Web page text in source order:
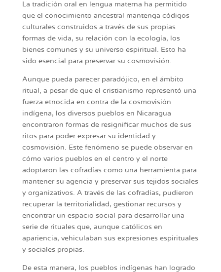
La tradición oral en lengua materna ha permitido
que el conocimiento ancestral mantenga códigos
culturales construidos a través de sus propias
formas de vida, su relación con la ecología, los
bienes comunes y su universo espiritual. Esto ha
sido esencial para preservar su cosmovisión.
Aunque pueda parecer paradójico, en el ámbito
ritual, a pesar de que el cristianismo representó una
fuerza etnocida en contra de la cosmovisión
indígena, los diversos pueblos en Nicaragua
encontraron formas de resignificar muchos de sus
ritos para poder expresar su identidad y
cosmovisión. Este fenómeno se puede observar en
cómo varios pueblos en el centro y el norte
adoptaron las cofradías como una herramienta para
mantener su agencia y preservar sus tejidos sociales
y organizativos. A través de las cofradías, pudieron
recuperar la territorialidad, gestionar recursos y
encontrar un espacio social para desarrollar una
serie de rituales que, aunque católicos en
apariencia, vehiculaban sus expresiones espirituales
y sociales propias.
De esta manera, los pueblos indígenas han logrado